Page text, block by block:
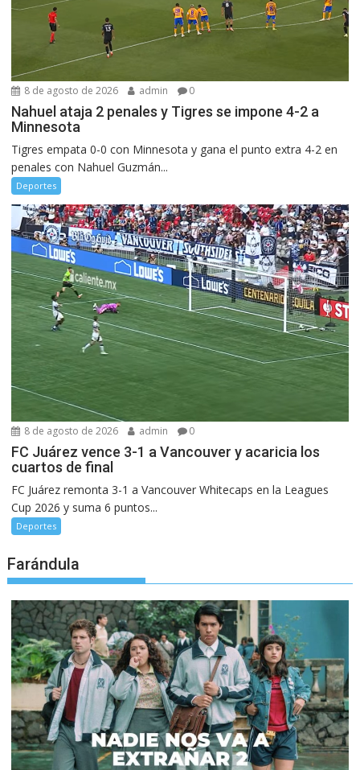
8 de agosto de 2026 admin 0
Nahuel ataja 2 penales y Tigres se impone 4-2 a
Minnesota
Tigres empata 0-0 con Minnesota y gana el punto extra 4-2 en
penales con Nahuel Guzmán...
Deportes
8 de agosto de 2026 admin 0
FC Juárez vence 3-1 a Vancouver y acaricia los
cuartos de final
FC Juárez remonta 3-1 a Vancouver Whitecaps en la Leagues
Cup 2026 y suma 6 puntos...
Deportes
Farándula